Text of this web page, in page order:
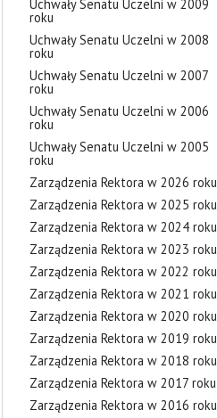
Uchwały Senatu Uczelni w 2009
roku
Uchwały Senatu Uczelni w 2008
roku
Uchwały Senatu Uczelni w 2007
roku
Uchwały Senatu Uczelni w 2006
roku
Uchwały Senatu Uczelni w 2005
roku
Zarządzenia Rektora w 2026 roku
Zarządzenia Rektora w 2025 roku
Zarządzenia Rektora w 2024 roku
Zarządzenia Rektora w 2023 roku
Zarządzenia Rektora w 2022 roku
Zarządzenia Rektora w 2021 roku
Zarządzenia Rektora w 2020 roku
Zarządzenia Rektora w 2019 roku
Zarządzenia Rektora w 2018 roku
Zarządzenia Rektora w 2017 roku
Zarządzenia Rektora w 2016 roku